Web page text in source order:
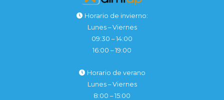
Horario de invierno:
Lunes – Viernes
09:30 – 14:00
16:00 – 19:00
Horario de verano
Lunes – Viernes
8:00 – 15:00